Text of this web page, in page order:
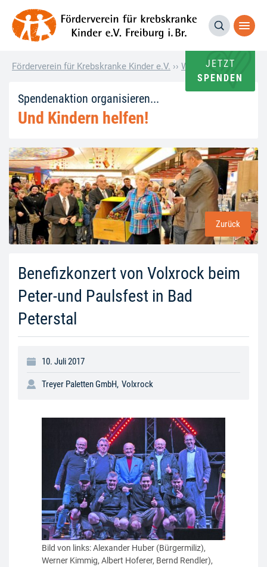
JETZT
SPENDEN
Förderverein für Krebskranke Kinder e.V. ›› Wie andere helfen
Spendenaktion organisieren...
Und Kindern helfen!
Benefizkonzert von Volxrock beim
Peter-und Paulsfest in Bad
Peterstal
Zurück
10. Juli 2017
Treyer Paletten GmbH, Volxrock
Bild von links: Alexander Huber (Bürgermiliz),
Werner Kimmig, Albert Hoferer, Bernd Rendler),